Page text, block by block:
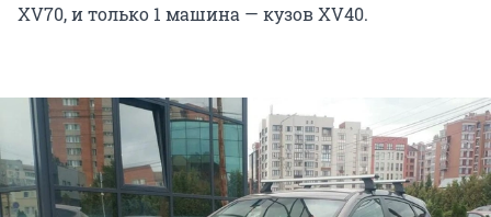
XV70, и только 1 машина — кузов XV40.